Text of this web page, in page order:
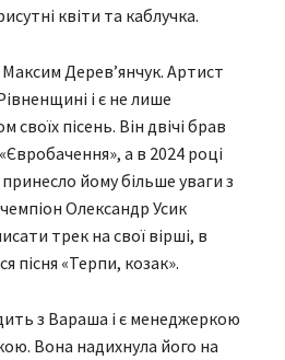
квіти та каблучка.
Дерев’янчук. Артист
і є не лише
пісень. Він двічі брав
а в 2024 році
йому більше уваги з
Олександр Усик
трек на свої вірші, в
пісня «Терпи, козак».
з Вараша і є менеджеркою
Вона надихнула його на